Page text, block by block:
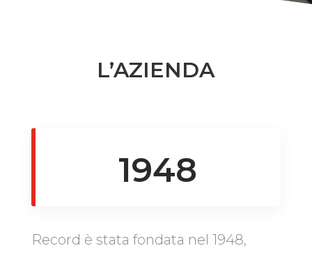
L’AZIENDA
1948
Record è stata fondata nel 1948,